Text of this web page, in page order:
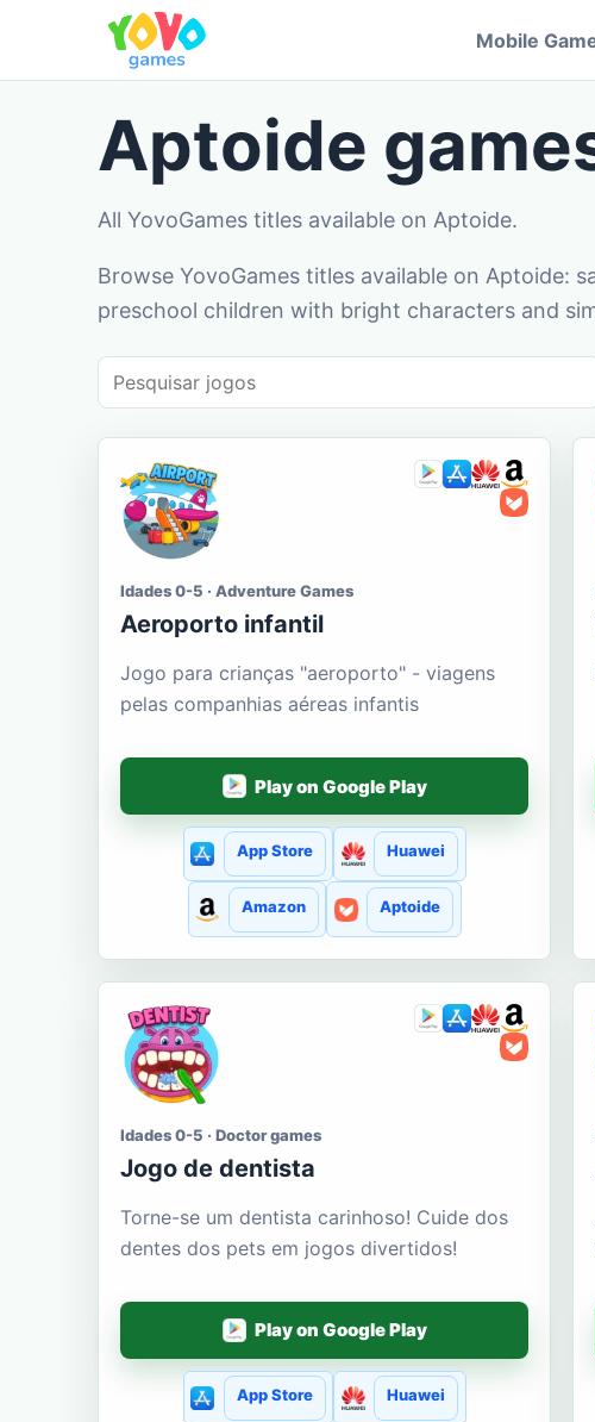
Mobile
Aptoide
All YovoGames titles available on Aptoide.
Browse YovoGames titles available on Aptoide:
preschool children with bright characters and
Idades 0-5 · Adventure Games
Aeroporto infantil
Jogo para crianças "aeroporto" - viagens
pelas companhias aéreas infantis
Play on Google Play
App Store Huawei
Amazon Aptoide
Idades 0-5 · Doctor games
Jogo de dentista
Torne-se um dentista carinhoso! Cuide dos
dentes dos pets em jogos divertidos!
Play on Google Play
App Store Huawei